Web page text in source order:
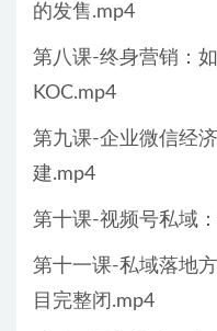
的发售.mp4
第八课-终身营销：
KOC.mp4
第九课-企业微信经
建.mp4
第十课-视频号私域
第十一课-私域落地
目完整闭.mp4